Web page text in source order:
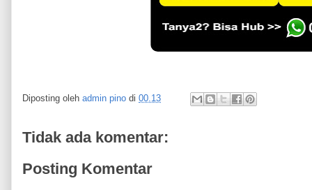
Diposting oleh admin pino di 00.13
Tidak ada komentar:
Posting Komentar